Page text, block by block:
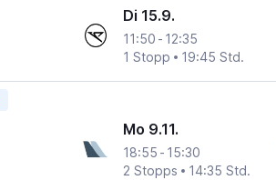
Di 15.9.
11:50 - 12:35
1 Stopp
19:45 Std.
Mo 9.11.
18:55 - 15:30
2 Stopps
14:35 Std.